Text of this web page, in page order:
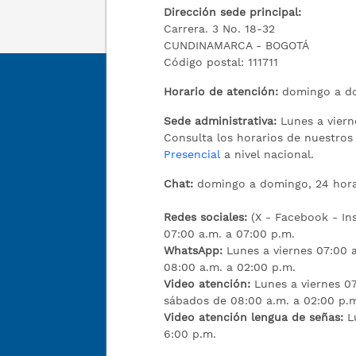
Dirección sede principal:
Carrera. 3 No. 18-32
CUNDINAMARCA - BOGOTÁ
Código postal: 111711
Horario de atención: domingo a
Sede administrativa: Lunes a
Consulta los horarios de nuestros
Presencial a nivel nacional.
Chat: domingo a domingo, 24
Redes sociales: (X - Facebook -
07:00 a.m. a 07:00 p.m.
WhatsApp: Lunes a viernes 07:00
08:00 a.m. a 02:00 p.m.
Video atención: Lunes a viernes
sábados de 08:00 a.m. a 02:00
Video atención lengua de señas:
6:00 p.m.